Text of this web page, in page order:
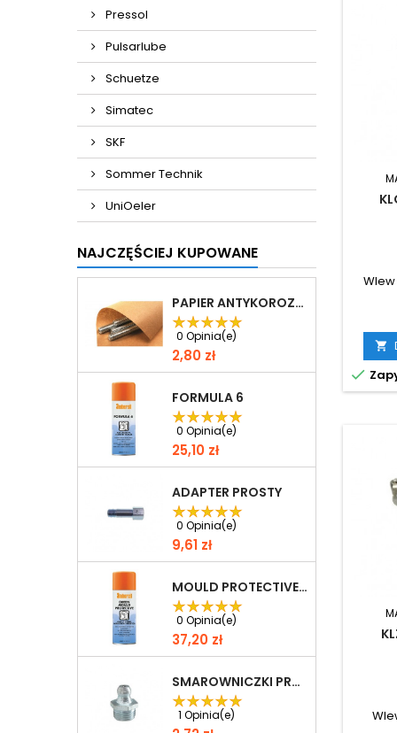
Pressol
Pulsarlube
Schuetze
Simatec
SKF
Sommer Technik
UniOeler
NAJCZĘŚCIEJ KUPOWANE
PAPIER ANTYKOROZYJNY
0 Opinia(e)
Cena
2,80 zł
FORMULA 6
0 Opinia(e)
Cena
25,10 zł
ADAPTER PROSTY
0 Opinia(e)
Cena
9,61 zł
MOULD PROTECTIVE GREEN
0 Opinia(e)
Cena
37,20 zł
SMAROWNICZKI PROSTE H1
1 Opinia(e)

